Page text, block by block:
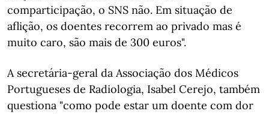
comparticipação, o SNS não. Em situação de
aflição, os doentes recorrem ao privado mas é
muito caro, são mais de 300 euros".
A secretária-geral da Associação dos Médicos
Portugueses de Radiologia, Isabel Cerejo, também
questiona "como pode estar um doente com dor